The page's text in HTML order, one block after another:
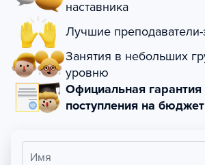
наставника
Лучшие
Занятия в небольших
уровню
Официальная гарантия
поступления на бюджет
Имя